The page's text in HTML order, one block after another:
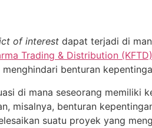
of interest dapat terjadi di
Trading & Distribution (KFTD)
benturan
di mana seseorang
misalnya, benturan
suatu proyek yang